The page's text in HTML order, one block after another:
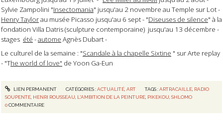
Sylvie Zampolini "Insectomania" jusqu'au 2 novembre au Temple sur Lot -
Henry Taylorau musée Picasso jusqu'au 6 sept - "Diseuses de silence" à la
fondation Villa Datris (sculpture contemporaine) jusqu'au 13 décembre -
stages été -autome Agnès Dubart -
Le culturel de la semaine : "Scandale à la chapelle Sixtine " sur Arte replay
- "The world of love" de Yoon Ga-Eun
LIEN PERMANENT CATÉGORIES :ACTUALITÉ, ART TAGS :ARTRACAILLE RADIO
SOUPENTE HENRI ROUSSEAU L'AMBITION DE LA PEINTURE PIKEKOU ,SHLOMO
0COMMENTAIRE